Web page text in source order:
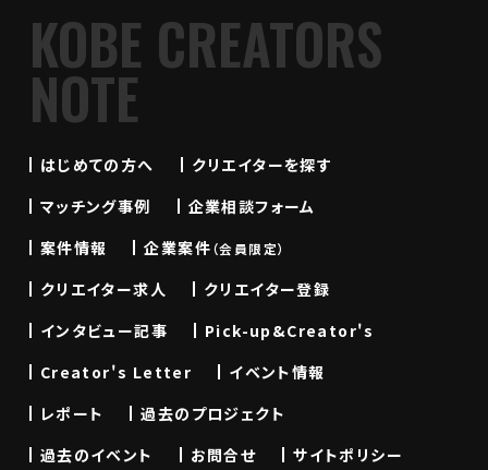
KOBE CREATORS
NOTE
はじめての方へ
クリエイターを探す
マッチング事例
企業相談フォーム
案件情報
企業案件（会員限定）
クリエイター求人
クリエイター登録
インタビュー記事
Pick-up&Creator's
Creator's Letter
イベント情報
レポート
過去のプロジェクト
過去のイベント
お問合せ サイトポリシー